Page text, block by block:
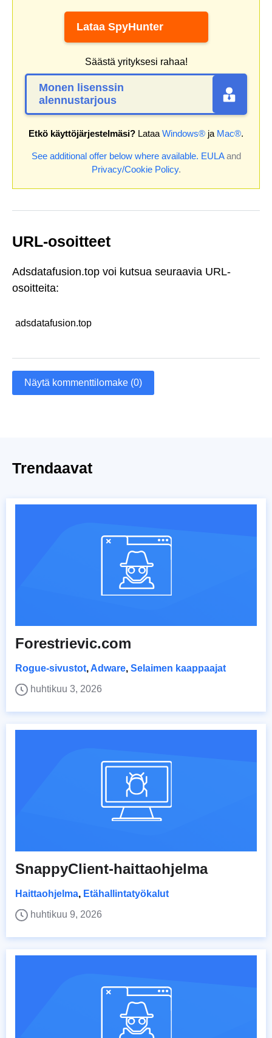
Lataa SpyHunter
Säästä yrityksesi rahaa!
Monen lisenssin
alennustarjous
Etkö käyttöjärjestelmäsi? LataaWindows® ja Mac®.
See additional offer below where available. EULAand
Privacy/Cookie Policy.
URL-osoitteet
Adsdatafusion.top voi kutsua seuraavia URL-
osoitteita:
adsdatafusion.top
Näytä kommenttilomake (0)
Trendaavat
Forestrievic.com
Rogue-sivustot, Adware, Selaimen kaappaajat
huhtikuu 3, 2026
SnappyClient-haittaohjelma
Haittaohjelma, Etähallintatyökalut
huhtikuu 9, 2026